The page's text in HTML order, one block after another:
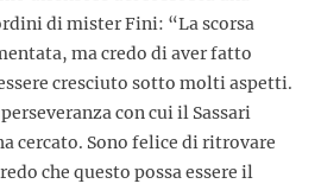
di mister Fini: “La scorsa
ma credo di aver fatto
cresciuto sotto molti aspetti.
con cui il Sassari
cercato. Sono felice di ritrovare
che questo possa essere il